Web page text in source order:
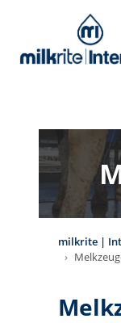
milkrite |